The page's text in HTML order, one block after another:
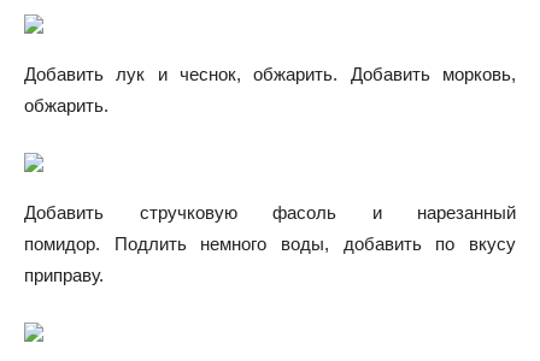
Добавить лук и чеснок, обжарить. Добавить морковь,
обжарить.
Добавить стручковую фасоль и нарезанный
помидор. Подлить немного воды, добавить по вкусу
приправу.